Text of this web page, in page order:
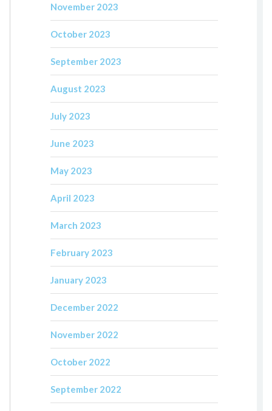
November 2023
October 2023
September 2023
August 2023
July 2023
June 2023
May 2023
April 2023
March 2023
February 2023
January 2023
December 2022
November 2022
October 2022
September 2022